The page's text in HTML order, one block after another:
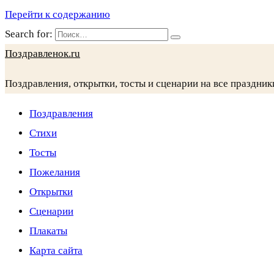
Перейти к содержанию
Search for:
Поздравленок.ru
Поздравления, открытки, тосты и сценарии на все
Поздравления
Стихи
Тосты
Пожелания
Открытки
Сценарии
Плакаты
Карта сайта